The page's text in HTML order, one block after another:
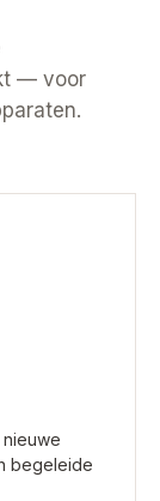
— voor
begeleide